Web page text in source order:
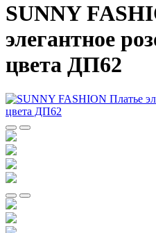
SUNNY
элегантное
цвета ДП62